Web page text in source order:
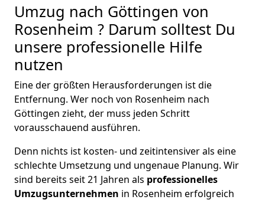
Umzug nach Göttingen von
Rosenheim ? Darum solltest Du
unsere professionelle Hilfe
nutzen
Eine der größten Herausforderungen ist die
Entfernung. Wer noch von Rosenheim nach
Göttingen zieht, der muss jeden Schritt
vorausschauend ausführen.
Denn nichts ist kosten- und zeitintensiver als eine
schlechte Umsetzung und ungenaue Planung. Wir
sind bereits seit 21 Jahren als professionelles
Umzugsunternehmen in Rosenheim erfolgreich